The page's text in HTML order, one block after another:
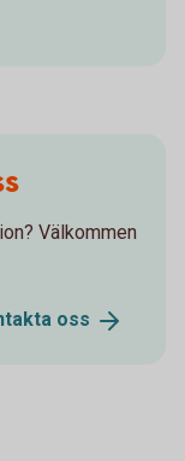
Välkommen
oss